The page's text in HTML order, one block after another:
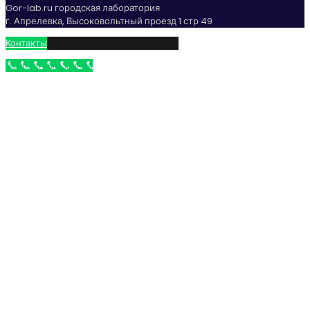
Gor-lab.ru городская лаборатория
г. Апрелевка, Высоковольтный проезд 1 стр 49
Контакты
Бесплатный звонок